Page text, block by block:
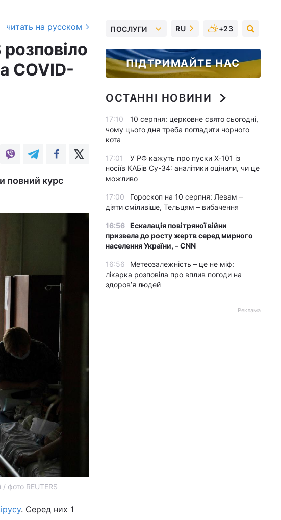
читать на русском
COVID-
повний курс
фото REUTERS
. Серед них 1
ПОСЛУГИ RU +23
ПІДТРИМАЙТЕ НАС
ОСТАННІ НОВИНИ
17:10
10 серпня: церковне свято сьогодні,
чому цього дня треба погладити чорного
кота
17:01
У РФ кажуть про пуски Х-101 із
носіїв КАБів Су-34: аналітики оцінили, чи це
можливо
17:00
Гороскоп на 10 серпня: Левам –
діяти сміливіше, Тельцям – вибачення
16:56 Ескалація повітряної війни
призвела до росту жертв серед мирного
населення України, – CNN
16:56
Метеозалежність – це не міф:
лікарка розповіла про вплив погоди на
здоров’я людей
Реклама